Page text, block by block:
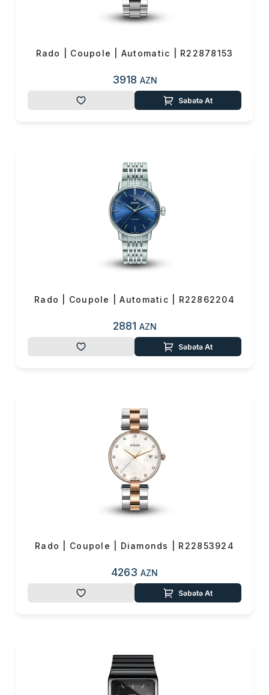
Rado | Coupole | Automatic | R22878153
3918 AZN
Səbətə At
Rado | Coupole | Automatic | R22862204
2881 AZN
Səbətə At
Rado | Coupole | Diamonds | R22853924
4263 AZN
Səbətə At
Çatdırılma 0 ₼
Yekun məbləğ
Alış-verişə davam et
OK